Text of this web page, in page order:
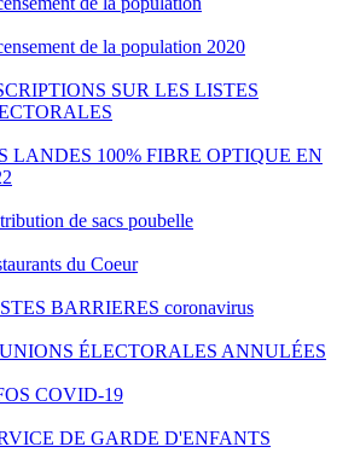
de la population 2020
SUR LES LISTES
LANDES 100% FIBRE OPTIQUE EN
de sacs poubelle
du Coeur
BARRIERES coronavirus
ÉLECTORALES ANNULÉES
COVID-19
DE GARDE D'ENFANTS